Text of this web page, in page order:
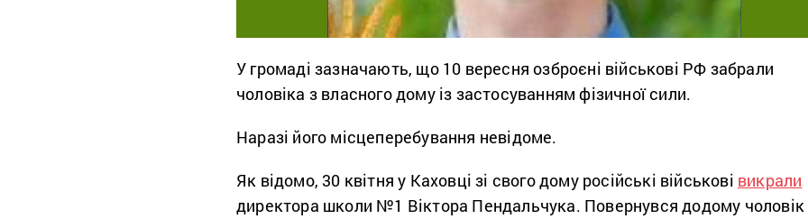
У громаді зазначають, що 10 вересня озброєні військові РФ забрали
чоловіка з власного дому із застосуванням фізичної сили.
Наразі його місцеперебування невідоме.
Як відомо, 30 квітня у Каховці зі свого дому російські військові викрали
директора школи №1 Віктора Пендальчука. Повернувся додому чоловік